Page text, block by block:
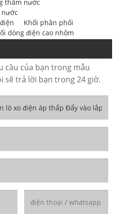
thấm nước
Khối phân phối
dòng điện cao nhôm
cầu của bạn trong mẫu
sẽ trả lời bạn trong 24 giờ.